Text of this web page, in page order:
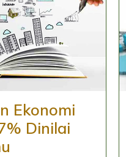
Ekonomi
Dinilai